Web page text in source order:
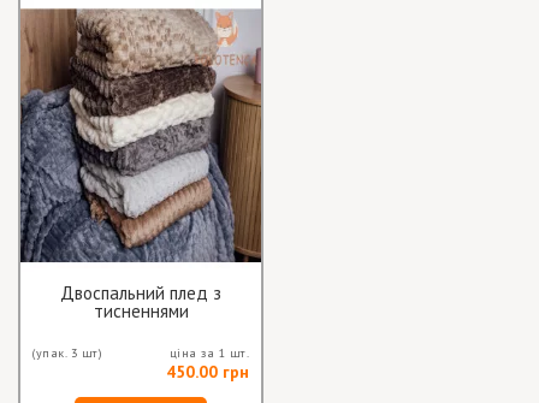
Двоспальний плед з
тисненнями
(упак. 3 шт) ціна за 1 шт.
450.00 грн